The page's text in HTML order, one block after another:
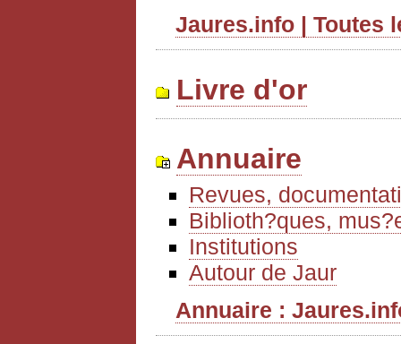
Jaures.info | Toutes
Livre d'or
Annuaire
Revues,
Biblioth?ques,
Institutions
Autour de Jaur
Annuaire :